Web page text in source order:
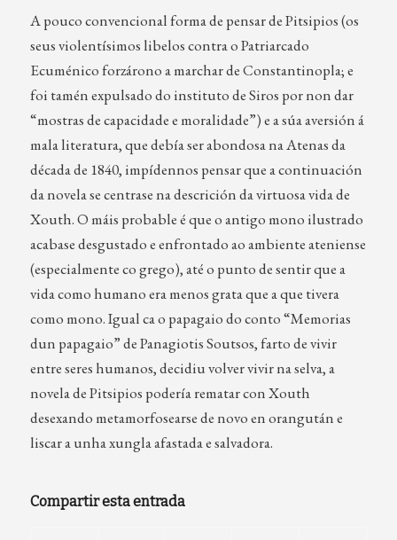
A pouco convencional forma de pensar de Pitsipios (os
seus violentísimos libelos contra o Patriarcado
Ecuménico forzárono a marchar de Constantinopla; e
foi tamén expulsado do instituto de Siros por non dar
“mostras de capacidade e moralidade”) e a súa aversión á
mala literatura, que debía ser abondosa na Atenas da
década de 1840, impídennos pensar que a continuación
da novela se centrase na descrición da virtuosa vida de
Xouth. O máis probable é que o antigo mono ilustrado
acabase desgustado e enfrontado ao ambiente ateniense
(especialmente co grego), até o punto de sentir que a
vida como humano era menos grata que a que tivera
como mono. Igual ca o papagaio do conto “Memorias
dun papagaio” de Panagiotis Soutsos, farto de vivir
entre seres humanos, decidiu volver vivir na selva, a
novela de Pitsipios podería rematar con Xouth
desexando metamorfosearse de novo en orangután e
liscar a unha xungla afastada e salvadora.
Compartir esta entrada